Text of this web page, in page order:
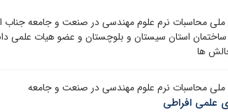
محاسبات نرم علوم مهندسی در صنعت و جامعه جناب
استان سیستان و بلوچستان و عضو هیات علمی
ها
محاسبات نرم علوم مهندسی در صنعت و جامعه
علمی افراطی